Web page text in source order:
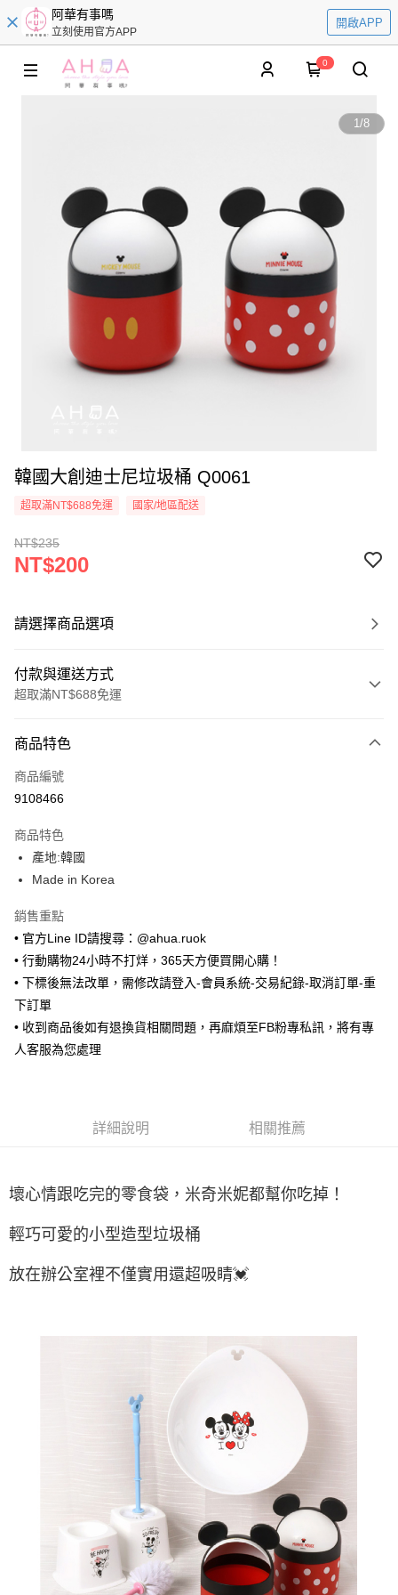
阿華有事嗎
立刻使用官方APP
開啟APP
0
1/8
韓國大創迪士尼垃圾桶 Q0061
超取滿NT$688免運 國家/地區配送
NT$235
NT$200
請選擇商品選項
付款與運送方式
超取滿NT$688免運
信用卡一次付款
超商取貨付款
Apple Pay
街口支付
悠遊付
ATM付款
全家取貨付款
每筆NT$65，滿NT$688(含以上)免運費
付款後7-11取貨
每筆NT$80，滿NT$1,000(含以上)免運費
每筆NT$125，滿NT$1,500(含以上)免運費
商品特色
商品編號
9108466
商品特色
產地:韓國
Made in Korea
銷售重點
• 官方Line ID請搜尋：@ahua.ruok
• 行動購物24小時不打烊，365天方便買開心購！
• 下標後無法改單，需修改請登入-會員系統-交易紀錄-取消訂單-重
下訂單
• 收到商品後如有退換貨相關問題，再麻煩至FB粉專私訊，將有專
人客服為您處理
詳細說明 相關推薦
壞心情跟吃完的零食袋，米奇米妮都幫你吃掉！
輕巧可愛的小型造型垃圾桶
放在辦公室裡不僅實用還超吸睛💓